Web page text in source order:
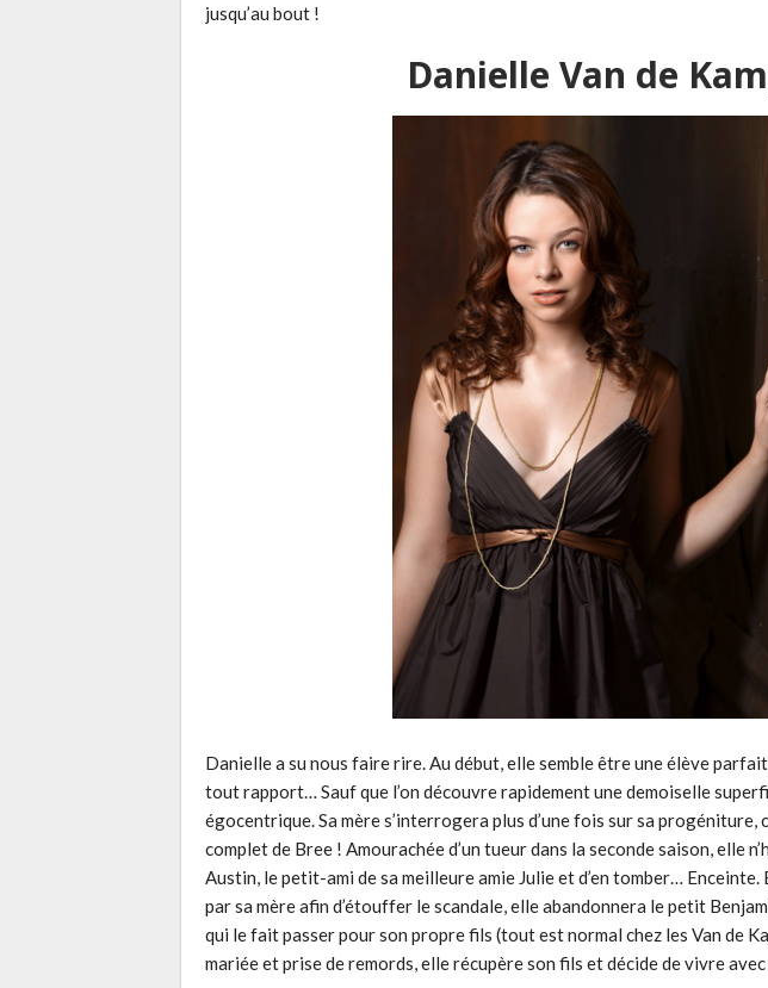
jusqu’au bout !
Danielle Van de
Danielle a su nous faire rire. Au début, elle semble être une élève
tout rapport… Sauf que l’on découvre rapidement une demoiselle
égocentrique. Sa mère s’interrogera plus d’une fois sur sa
complet de Bree ! Amourachée d’un tueur dans la seconde saison, elle
Austin, le petit-ami de sa meilleure amie Julie et d’en tomber…
par sa mère afin d’étouffer le scandale, elle abandonnera le petit
qui le fait passer pour son propre fils (tout est normal chez les Van de
mariée et prise de remords, elle récupère son fils et décide de vivre